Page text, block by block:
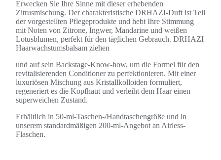
Erwecken Sie Ihre Sinne mit dieser erhebenden
Zitrusmischung. Der charakteristische DRHAZI-Duft ist Teil
der vorgestellten Pflegeprodukte und hebt Ihre Stimmung
mit Noten von Zitrone, Ingwer, Mandarine und weißen
Lotusblumen, perfekt für den täglichen Gebrauch. DRHAZI
Haarwachstumsbalsam ziehen
und auf sein Backstage-Know-how, um die Formel für den
revitalisierenden Conditioner zu perfektionieren. Mit einer
luxuriösen Mischung aus Kristallkolloiden formuliert,
regeneriert es die Kopfhaut und verleiht dem Haar einen
superweichen Zustand.
Erhältlich in 50-ml-Taschen-/Handtaschengröße und in
unserem standardmäßigen 200-ml-Angebot an Airless-
Flaschen.